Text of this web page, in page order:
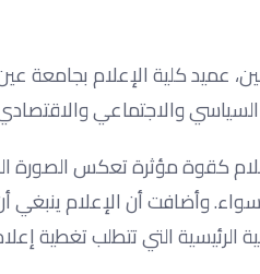
عميد كلية الإعلام بجامعة
والاجتماعي
كقوة مؤثرة تعكس الصورة
وأضافت أن الإعلام
الرئيسية التي تتطلب تغطية